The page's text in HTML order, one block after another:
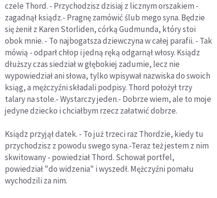
czele Thord. - Przychodzisz dzisiaj z licznym orszakiem -
zagadnął ksiądz.- Pragnę zamówić ślub mego syna. Będzie
się żenił z Karen Storliden, córką Gudmunda, który stoi
obok mnie. - To najbogatsza dziewczyna w całej parafii. - Tak
mówią - odparł chłop i jedną ręką odgarnął włosy. Ksiądz
dłuższy czas siedział w głębokiej zadumie, lecz nie
wypowiedział ani słowa, tylko wpisywał nazwiska do swoich
ksiąg, a mężczyźni składali podpisy. Thord położył trzy
talary na stole.- Wystarczy jeden.- Dobrze wiem, ale to moje
jedyne dziecko i chciałbym rzecz załatwić dobrze.
Ksiądz przyjął datek. - To już trzeci raz Thordzie, kiedy tu
przychodzisz z powodu swego syna.-Teraz też jestem z nim
skwitowany - powiedział Thord. Schował portfel,
powiedział "do widzenia" i wyszedł. Mężczyźni pomału
wychodzili za nim.